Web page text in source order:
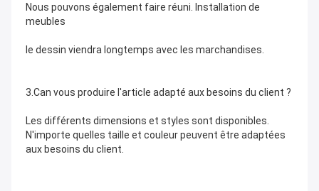
Nous pouvons également faire réuni. Installation de
meubles
le dessin viendra longtemps avec les marchandises.
3.Can vous produire l'article adapté aux besoins du client ?
Les différents dimensions et styles sont disponibles.
N'importe quelles taille et couleur peuvent être adaptées
aux besoins du client.